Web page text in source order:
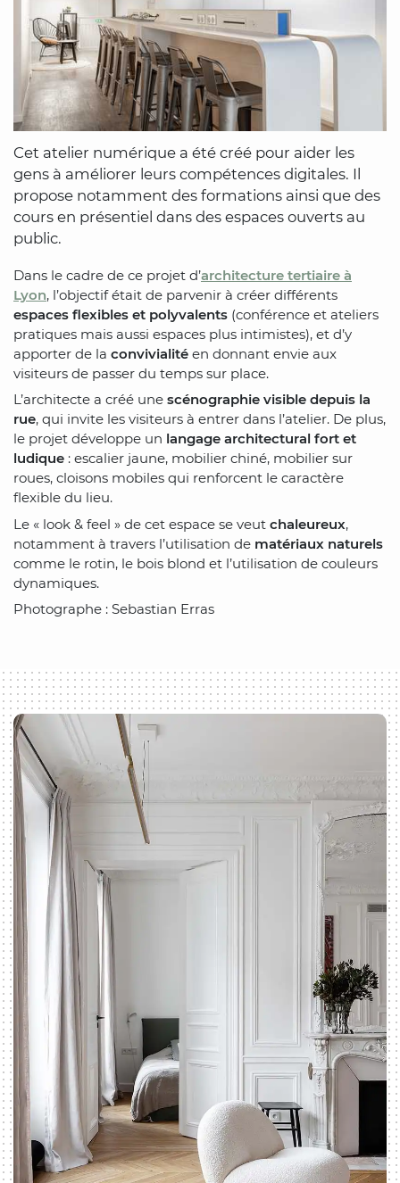
Cet atelier numérique a été créé pour aider les
gens à améliorer leurs compétences digitales. Il
propose notamment des formations ainsi que des
cours en présentiel dans des espaces ouverts au
public.
Dans le cadre de ce projet d’architecture tertiaire à
Lyon, l’objectif était de parvenir à créer différents
espaces flexibles et polyvalents (conférence et ateliers
pratiques mais aussi espaces plus intimistes), et d’y
apporter de la convivialité en donnant envie aux
visiteurs de passer du temps sur place.
L’architecte a créé une scénographie visible depuis la
rue, qui invite les visiteurs à entrer dans l’atelier. De plus,
le projet développe un langage architectural fort et
ludique : escalier jaune, mobilier chiné, mobilier sur
roues, cloisons mobiles qui renforcent le caractère
flexible du lieu.
Le « look & feel » de cet espace se veut chaleureux,
notamment à travers l’utilisation de matériaux naturels
comme le rotin, le bois blond et l’utilisation de couleurs
dynamiques.
Photographe : Sebastian Erras